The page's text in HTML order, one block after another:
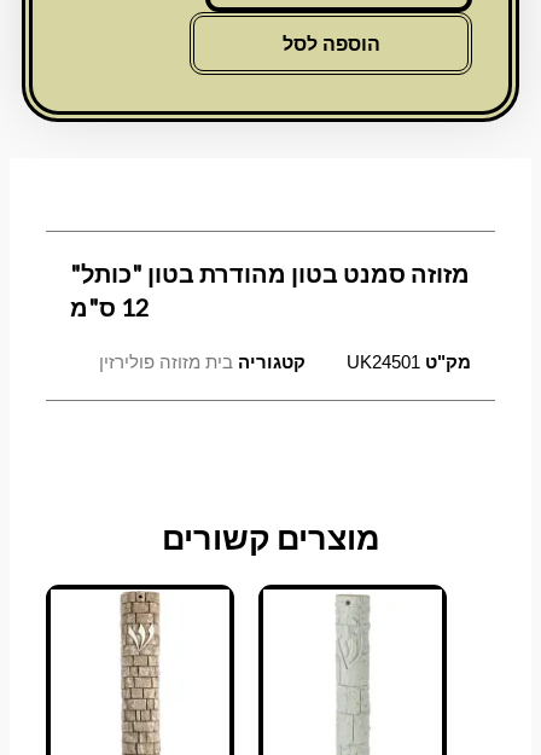
מזוזה
בטון
בטון
הוספה לסל
מזוזה סמנט בטון מהודרת בטון "כותל"
12 ס"מ
מק"טUK24501 קטגוריה בית מזוזה פולירזין
מוצרים קשורים